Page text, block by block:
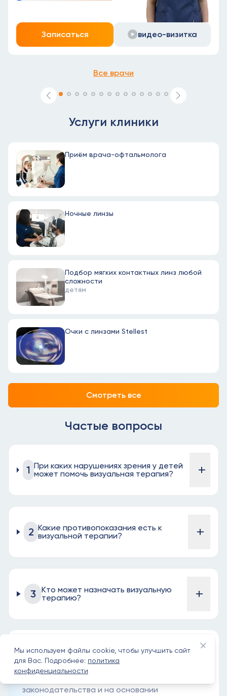
Записаться видео-визитка
Все врачи
Услуги клиники
Приём врача-офтальмолога
Ночные линзы
Подбор мягких контактных линз любой
сложности
детям
Очки с линзами Stellest
Смотреть все
Частые вопросы
1 При каких нарушениях зрения у детей
может помочь визуальная терапия?
+
2 Какие противопоказания есть к
визуальной терапии?
+
3
Кто может назначать визуальную
терапию?
+
Лицензии и сертификаты
Мы работаем строго в рамках действующего
законодательства и на основании
Мы используем файлы cookie, чтобы улучшить сайт
для Вас. Подробнее: политика
конфиденциальности